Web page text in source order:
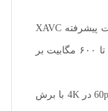
ضبط در ۱۰ بیت ۴:۲:۲ با استفاده از فرمت پیشرفته XAVC
SI برای عملکرد و کیفیت ثابت با نرخ بیت تا ۶۰۰ مگابیت بر
ضبط فول فریم 4K با نرخ فریم تا 30p، تا 60p در 4K با برش